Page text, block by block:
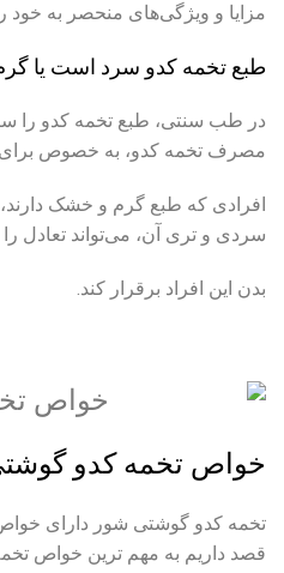
مزایا و ویژگی‌های منحصر به خود
طبع تخمه کدو سرد است یا
در طب سنتی، طبع تخمه کدو را
مصرف تخمه کدو، به خصوص برای
افرادی که طبع گرم و خشک دارند،
سردی و تری آن، می‌تواند تعادل را
بدن این افراد برقرار کند.
خواص تخمه کدو
تخمه کدو گوشتی شور دارای
قصد داریم به مهم ترین خواص